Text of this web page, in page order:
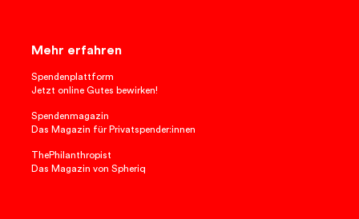
Mehr erfahren
Spendenplattform
Jetzt online Gutes bewirken!
Spendenmagazin
Das Magazin für Privatspender:innen
ThePhilanthropist
Das Magazin von Spheriq